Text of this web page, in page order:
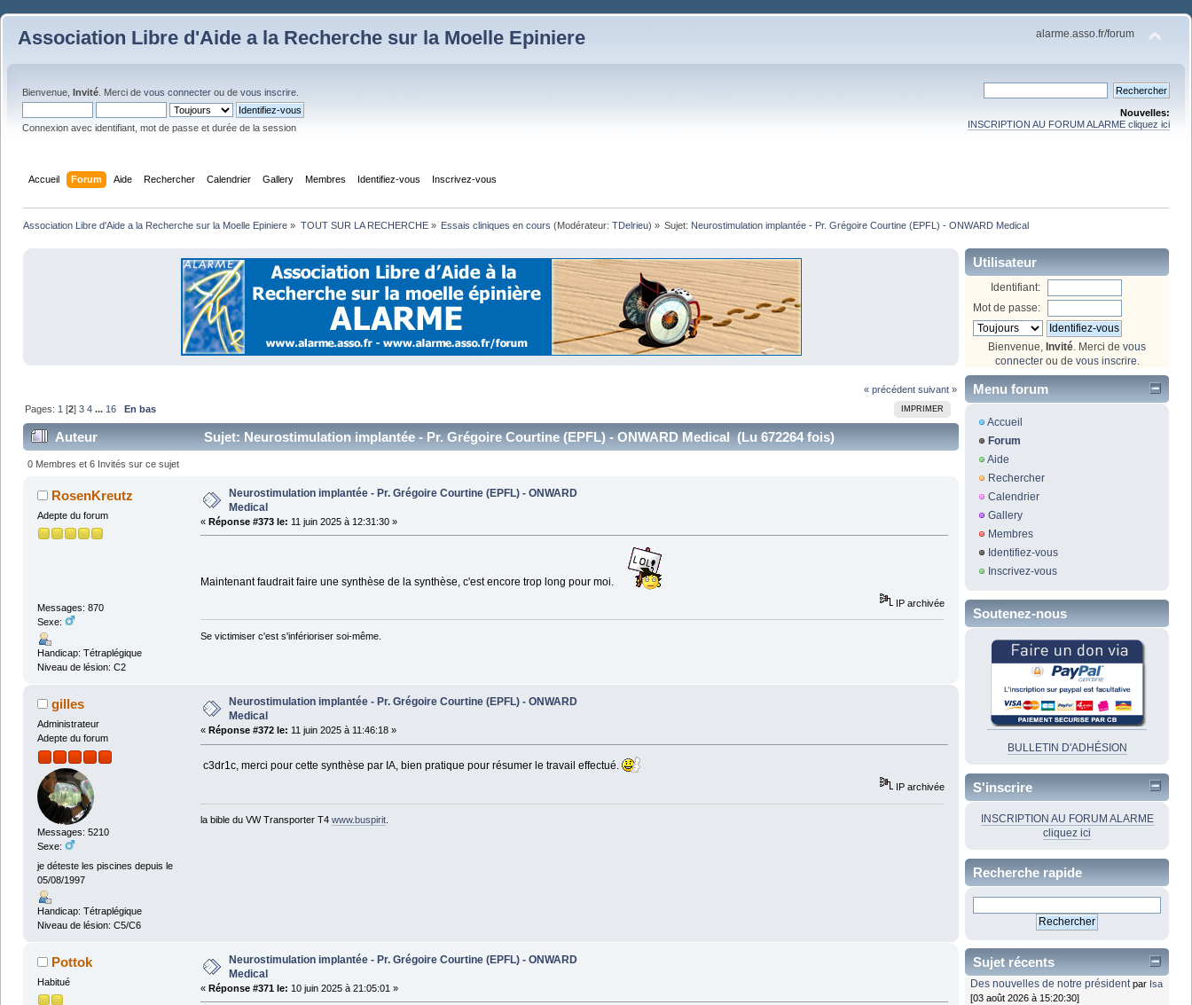
Association Libre d'Aide a la Recherche sur la Moelle Epiniere alarme.asso.fr/forum
Bienvenue, Invité . Merci de vous connecter ou de vous inscrire
Connexion avec identifiant, mot de passe et durée de la session
Nouvelles:
INSCRIPTION AU FORUM ALARME cliquez ici
Accueil Forum Aide Rechercher Calendrier Gallery Membres Identifiez-vous Inscrivez-vous
Association Libre d'Aide a la Recherche sur la Moelle Epiniere » TOUT SUR LA RECHERCHE» Essais cliniques en cours (Modérateur: TDelrieu) » Sujet: Neurostimulation implantée - Pr. Grégoire Courtine (EPFL) - ONWARD Medical
« précédent suivant »
IMPRIMER
Pages: 1 [2]3 4 ... 16 En bas
Auteur Sujet: Neurostimulation implantée - Pr. Grégoire Courtine (EPFL) - ONWARD Medical (Lu 672264 fois)
0 Membres et 6 Invités sur ce sujet
RosenKreutz
Adepte du forum
Messages: 870
Sexe:
Handicap: Tétraplégique
Niveau de lésion: C2
Neurostimulation implantée - Pr. Grégoire Courtine (EPFL) - ONWARD
Medical
« Réponse #373 le: 11 juin 2025 à 12:31:30 »
Maintenant faudrait faire une synthèse de la synthèse, c'est encore trop long pour moi.
IP archivée
Se victimiser c'est s'inférioriser soi-même.
gilles
Administrateur
Adepte du forum
Messages: 5210
Sexe:
je déteste les piscines depuis le
05/08/1997
Handicap: Tétraplégique
Niveau de lésion: C5/C6
Neurostimulation implantée - Pr. Grégoire Courtine (EPFL) - ONWARD
Medical
« Réponse #372 le: 11 juin 2025 à 11:46:18 »
c3dr1c, merci pour cette synthèse par IA, bien pratique pour résumer le travail effectué.
IP archivée
la bible du VW Transporter T4 www.buspirit.
Pottok
Habitué
Neurostimulation implantée - Pr. Grégoire Courtine (EPFL) - ONWARD
Medical
« Réponse #371 le: 10 juin 2025 à 21:05:01 »
Utilisateur
Identifiant:
Mot de passe:
Bienvenue, Invité . Merci de vous
connecterou de vous inscrire
Menu forum
Accueil
Forum
Aide
Rechercher
Calendrier
Gallery
Membres
Identifiez-vous
Inscrivez-vous
Soutenez-nous
BULLETIN D'ADHÉSION
S'inscrire
INSCRIPTION AU FORUM ALARME
cliquez ici
Recherche rapide
Sujet récents
Des nouvelles de notre président par Isa
[03 août 2026 à 15:20:30]